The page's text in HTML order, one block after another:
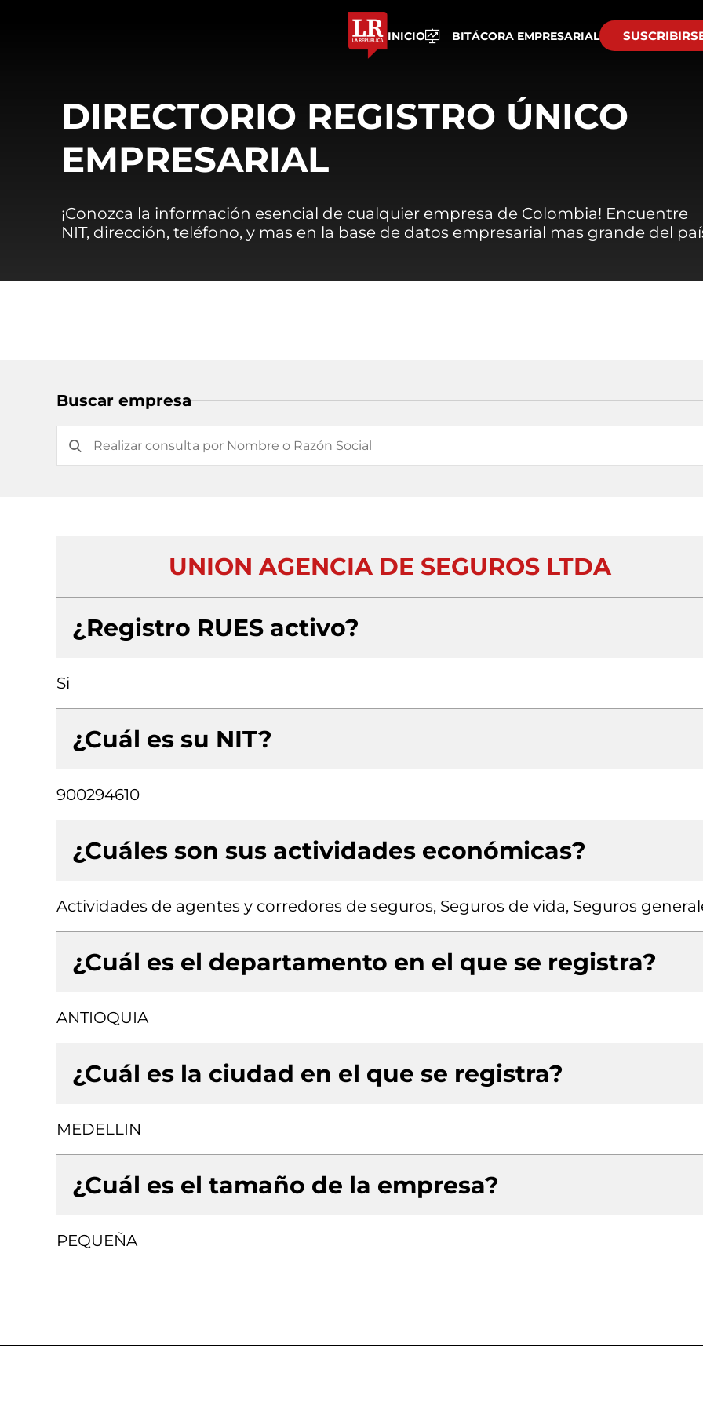
INICIO BITÁCORA EMPRESARIAL
DIRECTORIO REGISTRO ÚNICO
EMPRESARIAL
¡Conozca la información esencial de cualquier empresa de Colombia! Encuentre
NIT, dirección, teléfono, y mas en la base de datos empresarial mas grande del
Buscar empresa
UNION AGENCIA DE SEGUROS LTDA
¿Registro RUES activo?
Si
¿Cuál es su NIT?
900294610
¿Cuáles son sus actividades económicas?
Actividades de agentes y corredores de seguros, Seguros de vida, Seguros
¿Cuál es el departamento en el que se registra?
ANTIOQUIA
¿Cuál es la ciudad en el que se registra?
MEDELLIN
¿Cuál es el tamaño de la empresa?
PEQUEÑA